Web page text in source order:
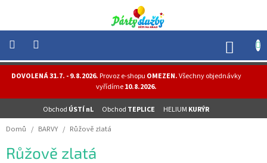
obsah
DOVOLENÁ 31.7. - 9.8.2026.Provoz e-shopu OMEZEN.Všechny objednávky
vyřídíme10.8.2026.
Obchod ÚSTÍ nL Obchod TEPLICE HELIUM KURÝR
NOVINKY
HELIUM
PÁRTY
Domů / BARVY / Růžově zlatá
Růžově zlatá